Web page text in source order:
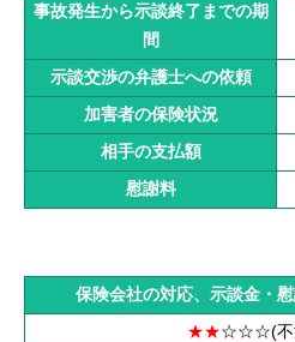
事故発生から示談終了までの期
間
示談交渉の弁護士への依頼
加害者の保険状況
相手の支払額
慰謝料
保険会社の対応、示談金・
★★☆☆☆(